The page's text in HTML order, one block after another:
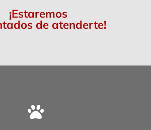
¡Estaremos
de atenderte!